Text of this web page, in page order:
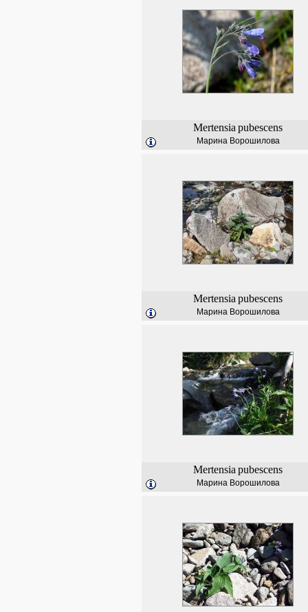
Mertensia pubescens
Марина Ворошилова
Mertensia pubescens
Марина Ворошилова
Mertensia pubescens
Марина Ворошилова